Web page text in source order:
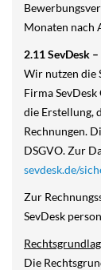
Monaten nach
2.11 SevDesk
Wir nutzen die
Firma
die Erstellung,
Rechnungen.
DSGVO. Zur
sevdesk.de/
Zur
SevDesk
Die